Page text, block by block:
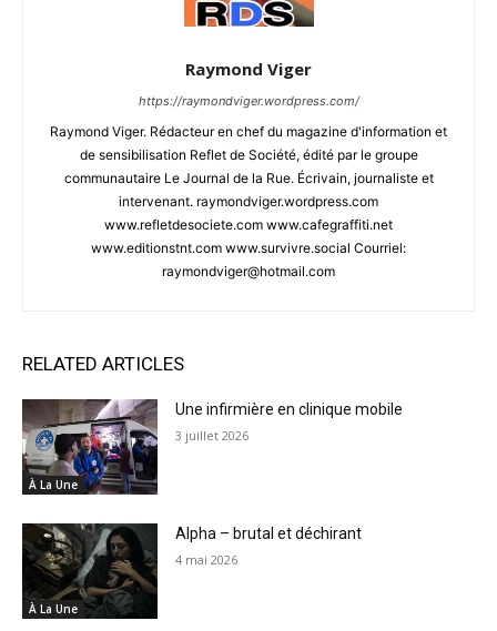
Raymond Viger
https://raymondviger.wordpress.com/
Raymond Viger. Rédacteur en chef du magazine d'information et
de sensibilisation Reflet de Société, édité par le groupe
communautaire Le Journal de la Rue. Écrivain, journaliste et
intervenant. raymondviger.wordpress.com
www.refletdesociete.com www.cafegraffiti.net
www.editionstnt.com www.survivre.social Courriel:
raymondviger@hotmail.com
RELATED ARTICLES
À La Une
Une infirmière en clinique mobile
3 juillet 2026
À La Une
Alpha – brutal et déchirant
4 mai 2026